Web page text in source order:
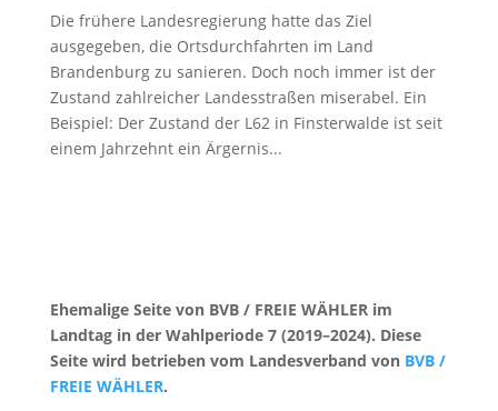
Die frühere Landesregierung hatte das Ziel
ausgegeben, die Ortsdurchfahrten im Land
Brandenburg zu sanieren. Doch noch immer ist der
Zustand zahlreicher Landesstraßen miserabel. Ein
Beispiel: Der Zustand der L62 in Finsterwalde ist seit
einem Jahrzehnt ein Ärgernis...
Ehemalige Seite von BVB / FREIE WÄHLER im
Landtag in der Wahlperiode 7 (2019–2024). Diese
Seite wird betrieben vom Landesverband von BVB /
FREIE WÄHLER.